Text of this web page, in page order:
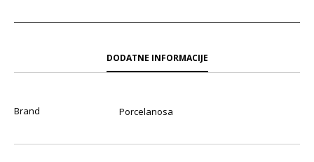
DODATNE INFORMACIJE
Brand Porcelanosa